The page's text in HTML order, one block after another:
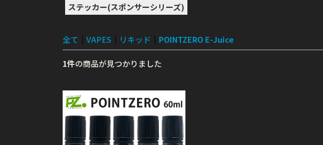
本体
オールインワン/ポッ
スターターキット
テクニカル
メカニカル(フル・セ
スコンカー(ボトムフ
アトマイザー クリアロマイザー
RDA
RTA,RDTA
リキッド BOMBO
HiLIQ
Dr.Vapes
Witchcraft
Coastal Clouds
ALT ZERO
Nitro's Cold Brew
KawaiiVape
ColibriVape E-
ROC (Republic of
POINTZERO E-Juice
MK LAB
kardinal e-liquid
OPMH Project
CBDfx
COF
PROPAGANDA
Shijin Vapor
Marina vape
USA VAPE LAB
BAD DRIP E-JUICE
FRISCO VAPER
CBDリキッド
RexJuice
VAMPIRE VAPE
Chronic Juice
Shake Pop
Shaky Brews
Psiquid e-Liquid
BEETLE JUICE
BANDITO juice
RIOT SQUAD
YAMIVAPOR&SUGOI
MERAKinfusion
GRIMM CREATIONS
VSリキッド
LOOM
ARMANDE de
BANGIN
BURST
Coolant
Cupcake
ELIQUID FRANCE
MOEN JUICE
naked100
なにわでんねん
Neighborhood
OKVMI
Pablic Bru
Ripe Vapes
SKWEZED
TSL Flavors
Vaping Birdy
その他
バッテリー
ケース・ポーチ DESCE
AIRIS関連
その他 ドリップチップ
交換用コイル&ポッ
ビルド用品
その他
ステッカー(スポンサーシリーズ)
全て | VAPES | リキッド | POINTZERO E-Juice
1件の商品が見つかりました